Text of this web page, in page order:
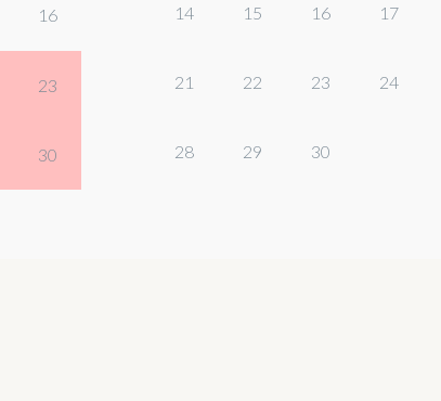
16
23
30
14 15 16 17
21 22 23 24
28 29 30